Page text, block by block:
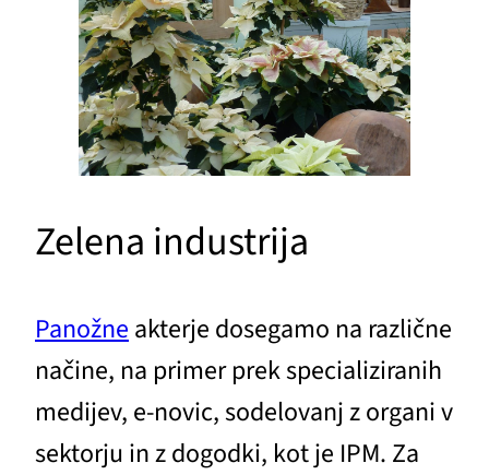
Zelena industrija
Panožneakterje dosegamo na različne
načine, na primer prek specializiranih
medijev, e-novic, sodelovanj z organi v
sektorju in z dogodki, kot je IPM. Za